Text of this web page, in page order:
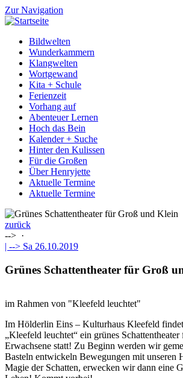
Zur Navigation
Bildwelten
Wunderkammern
Klangwelten
Wortgewand
Kita + Schule
Ferienzeit
Vorhang auf
Abenteuer Lernen
Hoch das Bein
Kalender + Suche
Hinter den Kulissen
Für die Großen
Über Henryjette
Aktuelle Termine
Aktuelle Termine
zurück
--> ·
| --> Sa 26.10.2019
Grünes Schattentheater für Groß
im Rahmen von "Kleefeld leuchtet"
Im Hölderlin Eins – Kulturhaus Kleefeld
„Kleefeld leuchtet“ ein grünes
Erwachsene statt! Zu Beginn werden wir
Basteln entwickeln Bewegungen mit unseren
Magie der Schatten, erwecken wir dann eine